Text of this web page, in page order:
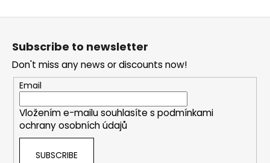
F
Subscribe to newsletter
Don't miss any news or discounts now!
Email
Vložením e-mailu souhlasíte s podmínkami
ochrany osobních údajů
SUBSCRIBE